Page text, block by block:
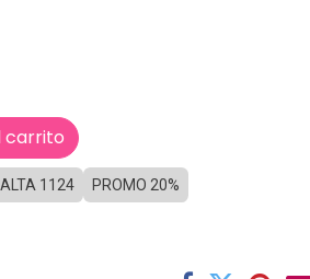
carrito
ALTA 1124 PROMO 20%